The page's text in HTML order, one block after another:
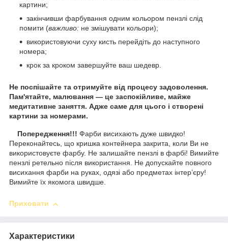
картини;
закінчивши фарбування одним кольором пензлі слід
помити (важливо: не змішувати кольори);
використовуючи суху кисть перейдіть до наступного
номера;
крок за кроком завершуйте ваш шедевр.
Не поспішайте та отримуйте від процесу задоволення.
Пам'ятайте, малювання — це заспокійливе, майже
медитативне заняття. Адже саме для цього і створені
картини за номерами.
Попередження!!! Фарби висихають дуже швидко!
Переконайтесь, що кришка контейнера закрита, коли Ви не
використовуєте фарбу. Не залишайте пензлі в фарбі! Вимийте
пензлі ретельно після використання. Не допускайте повного
висихання фарби на руках, одязі або предметах інтер’єру!
Вимийте їх якомога швидше.
Приховати
Характеристики